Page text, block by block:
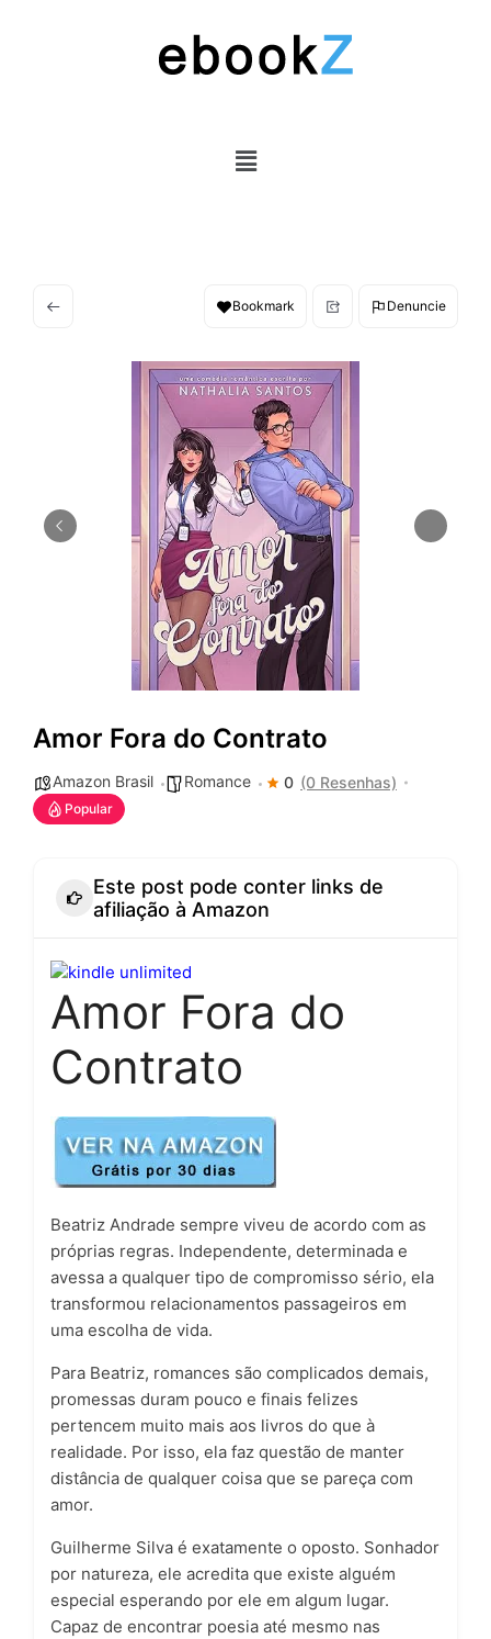
Bookmark Denuncie
Amor Fora do Contrato
Amazon Brasil Romance 0 (0 Resenhas)
Popular
Este post pode conter links de
afiliação à Amazon
Amor Fora do
Contrato
Beatriz Andrade sempre viveu de acordo com as
próprias regras. Independente, determinada e
avessa a qualquer tipo de compromisso sério, ela
transformou relacionamentos passageiros em
uma escolha de vida.
Para Beatriz, romances são complicados demais,
promessas duram pouco e finais felizes
pertencem muito mais aos livros do que à
realidade. Por isso, ela faz questão de manter
distância de qualquer coisa que se pareça com
amor.
Guilherme Silva é exatamente o oposto. Sonhador
por natureza, ele acredita que existe alguém
especial esperando por ele em algum lugar.
Capaz de encontrar poesia até mesmo nas